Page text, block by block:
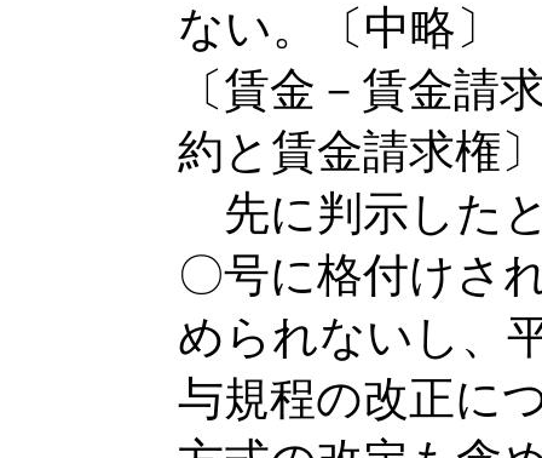
ない。〔中略〕
〔賃金－賃金請
約と賃金請求権
先に判示した
〇号に格付けさ
められないし、
与規程の改正に